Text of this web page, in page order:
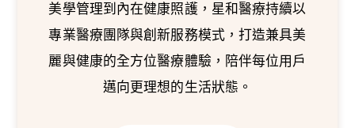
美學管理到內在健康照護，星和醫療持續以
專業醫療團隊與創新服務模式，打造兼具美
麗與健康的全方位醫療體驗，陪伴每位用戶
邁向更理想的生活狀態。